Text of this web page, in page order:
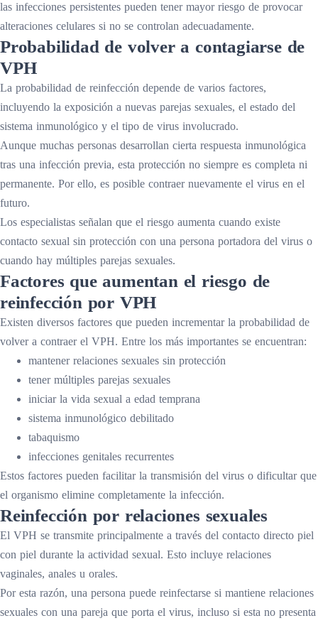
las infecciones persistentes pueden tener mayor riesgo de provocar
alteraciones celulares si no se controlan adecuadamente.
Probabilidad de volver a contagiarse de
VPH
La probabilidad de reinfección depende de varios factores,
incluyendo la exposición a nuevas parejas sexuales, el estado del
sistema inmunológico y el tipo de virus involucrado.
Aunque muchas personas desarrollan cierta respuesta inmunológica
tras una infección previa, esta protección no siempre es completa ni
permanente. Por ello, es posible contraer nuevamente el virus en el
futuro.
Los especialistas señalan que el riesgo aumenta cuando existe
contacto sexual sin protección con una persona portadora del virus o
cuando hay múltiples parejas sexuales.
Factores que aumentan el riesgo de
reinfección por VPH
Existen diversos factores que pueden incrementar la probabilidad de
volver a contraer el VPH. Entre los más importantes se encuentran:
mantener relaciones sexuales sin protección
tener múltiples parejas sexuales
iniciar la vida sexual a edad temprana
sistema inmunológico debilitado
tabaquismo
infecciones genitales recurrentes
Estos factores pueden facilitar la transmisión del virus o dificultar que
el organismo elimine completamente la infección.
Reinfección por relaciones sexuales
El VPH se transmite principalmente a través del contacto directo piel
con piel durante la actividad sexual. Esto incluye relaciones
vaginales, anales u orales.
Por esta razón, una persona puede reinfectarse si mantiene relaciones
sexuales con una pareja que porta el virus, incluso si esta no presenta